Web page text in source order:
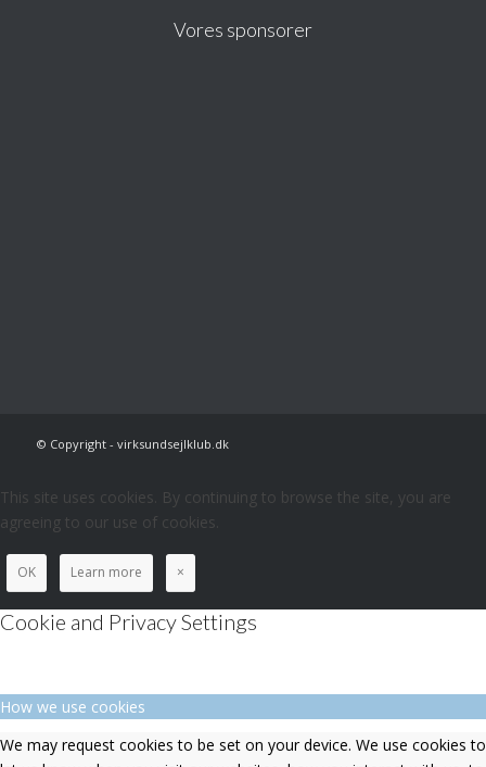
Vores sponsorer
© Copyright - virksundsejlklub.dk
This site uses cookies. By continuing to browse the site, you are
agreeing to our use of cookies.
OK Learn more ×
Cookie and Privacy Settings
How we use cookies
We may request cookies to be set on your device. We use cookies to